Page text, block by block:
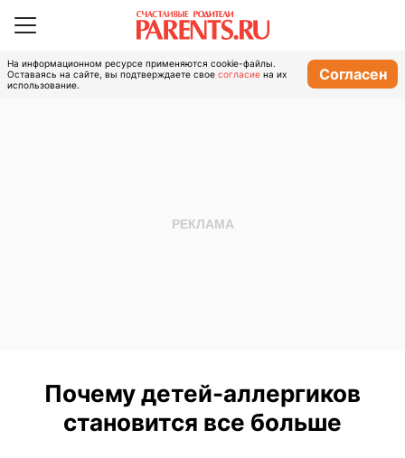
На информационном ресурсе применяются cookie-файлы.
Оставаясь на сайте, вы подтверждаете свое согласие на их
использование.
Согласен
Почему детей-аллергиков
становится все больше